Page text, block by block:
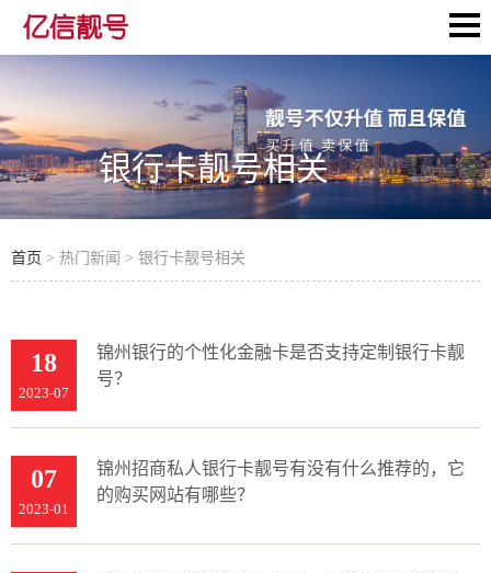
银行卡靓号相关
首页 > 热门新闻 > 银行卡靓号相关
18
2023-07
锦州银行的个性化金融卡是否支持定制银行卡靓
号？
07
2023-01
锦州招商私人银行卡靓号有没有什么推荐的，它
的购买网站有哪些？